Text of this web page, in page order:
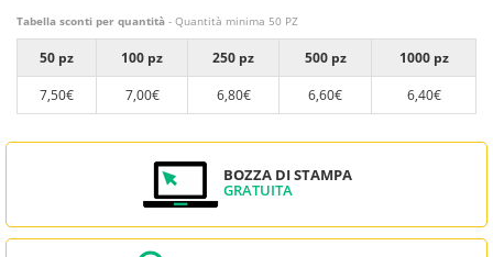
Tabella sconti per quantità - Quantità minima 50 PZ
50 pz 100 pz 250 pz 500 pz
1000 pz
7,50€
7,00€ 6,80€ 6,60€ 6,40€
BOZZA DI STAMPA
GRATUITA